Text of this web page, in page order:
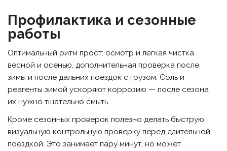
Профилактика и сезонные
работы
Оптимальный ритм прост: осмотр и лёгкая чистка
весной и осенью, дополнительная проверка после
зимы и после дальних поездок с грузом. Соль и
реагенты зимой ускоряют коррозию — после сезона
их нужно тщательно смыть.
Кроме сезонных проверок полезно делать быструю
визуальную контрольную проверку перед длительной
поездкой. Это занимает пару минут, но может